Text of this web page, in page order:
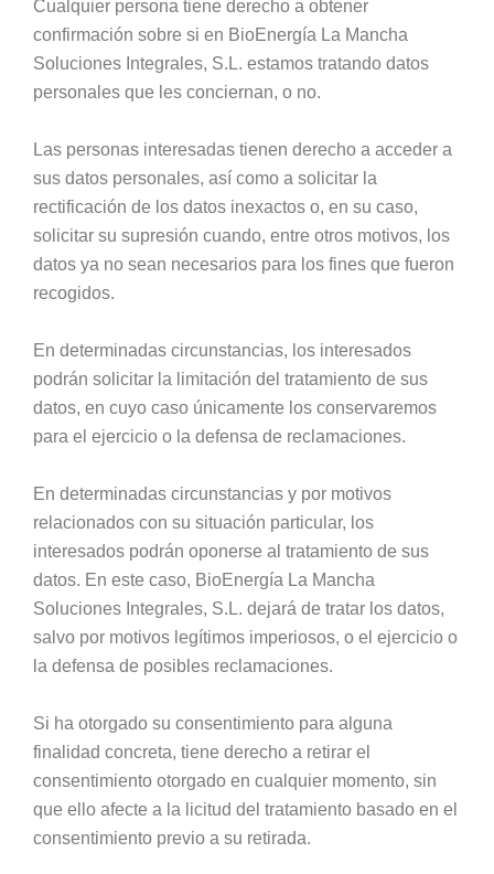
Cualquier persona tiene derecho a obtener
confirmación sobre si en BioEnergía La Mancha
Soluciones Integrales, S.L. estamos tratando datos
personales que les conciernan, o no.
Las personas interesadas tienen derecho a acceder a
sus datos personales, así como a solicitar la
rectificación de los datos inexactos o, en su caso,
solicitar su supresión cuando, entre otros motivos, los
datos ya no sean necesarios para los fines que fueron
recogidos.
En determinadas circunstancias, los interesados
podrán solicitar la limitación del tratamiento de sus
datos, en cuyo caso únicamente los conservaremos
para el ejercicio o la defensa de reclamaciones.
En determinadas circunstancias y por motivos
relacionados con su situación particular, los
interesados podrán oponerse al tratamiento de sus
datos. En este caso, BioEnergía La Mancha
Soluciones Integrales, S.L. dejará de tratar los datos,
salvo por motivos legítimos imperiosos, o el ejercicio o
la defensa de posibles reclamaciones.
Si ha otorgado su consentimiento para alguna
finalidad concreta, tiene derecho a retirar el
consentimiento otorgado en cualquier momento, sin
que ello afecte a la licitud del tratamiento basado en el
consentimiento previo a su retirada.